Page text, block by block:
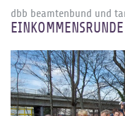
dbb beamtenbund und